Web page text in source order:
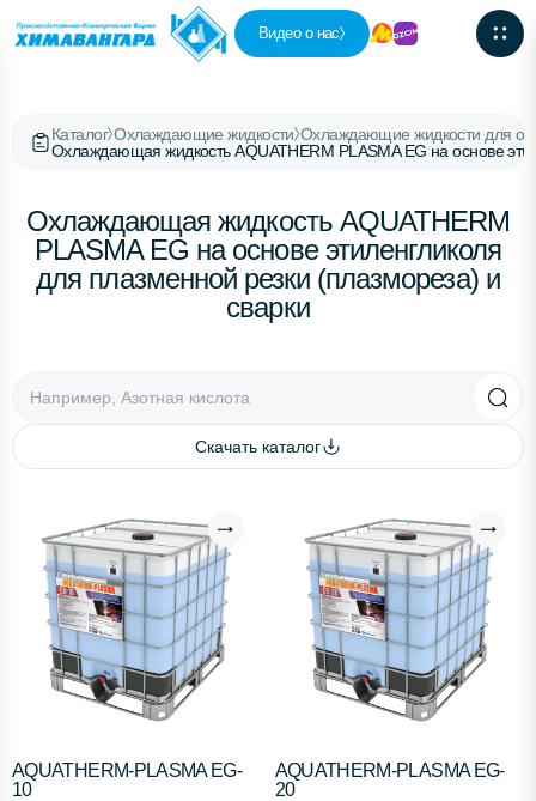
Видео о нас
Каталог Охлаждающие жидкости Охлаждающие жидкости для
Охлаждающая жидкость AQUATHERM PLASMA EG на основе
Охлаждающая жидкость AQUATHERM
PLASMA EG на основе этиленгликоля
для плазменной резки (плазмореза) и
сварки
Скачать каталог
AQUATHERM-PLASMA EG-
10
AQUATHERM-PLASMA EG-
20